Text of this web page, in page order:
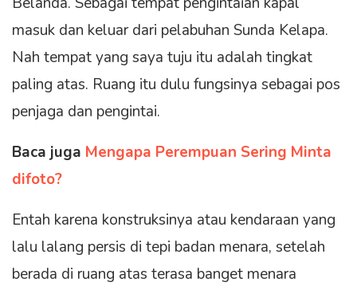
masuk dan keluar dari pelabuhan Sunda Kelapa.
Nah tempat yang saya tuju itu adalah tingkat
paling atas. Ruang itu dulu fungsinya sebagai pos
penjaga dan pengintai.
Baca juga Mengapa Perempuan Sering Minta
difoto?
Entah karena konstruksinya atau kendaraan yang
lalu lalang persis di tepi badan menara, setelah
berada di ruang atas terasa banget menara